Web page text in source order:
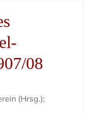
08
(Hrsg.);